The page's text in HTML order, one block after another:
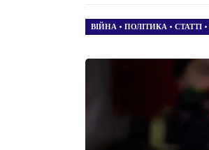
ВІЙНА • ПОЛІТИКА • СТАТТІ •